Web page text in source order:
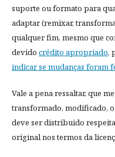
suporte ou formato para
adaptar (remixar,
qualquer fim, mesmo que
devido crédito apropriado,
indicar se mudanças foram
Vale a pena ressaltar, que
transformado, modificado,
deve ser distribuido
original nos termos da